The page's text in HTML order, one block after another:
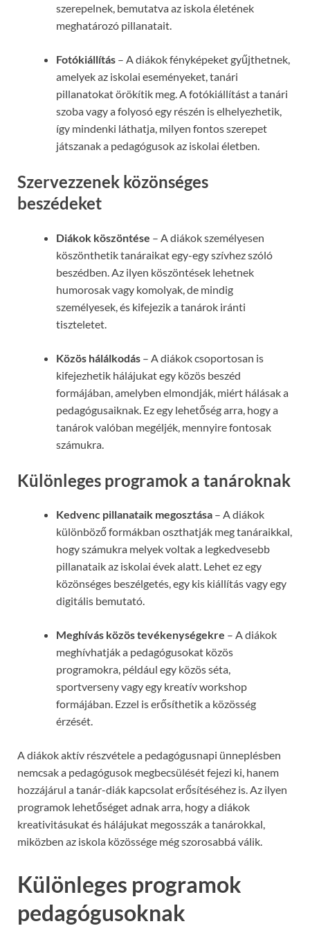
szerepelnek, bemutatva az iskola életének
meghatározó pillanatait.
Fotókiállítás – A diákok fényképeket gyűjthetnek,
amelyek az iskolai eseményeket, tanári
pillanatokat örökítik meg. A fotókiállítást a tanári
szoba vagy a folyosó egy részén is elhelyezhetik,
így mindenki láthatja, milyen fontos szerepet
játszanak a pedagógusok az iskolai életben.
Szervezzenek közönséges
beszédeket
Diákok köszöntése – A diákok személyesen
köszönthetik tanáraikat egy-egy szívhez szóló
beszédben. Az ilyen köszöntések lehetnek
humorosak vagy komolyak, de mindig
személyesek, és kifejezik a tanárok iránti
tiszteletet.
Közös hálálkodás – A diákok csoportosan is
kifejezhetik hálájukat egy közös beszéd
formájában, amelyben elmondják, miért hálásak a
pedagógusaiknak. Ez egy lehetőség arra, hogy a
tanárok valóban megéljék, mennyire fontosak
számukra.
Különleges programok a tanároknak
Kedvenc pillanataik megosztása – A diákok
különböző formákban oszthatják meg tanáraikkal,
hogy számukra melyek voltak a legkedvesebb
pillanataik az iskolai évek alatt. Lehet ez egy
közönséges beszélgetés, egy kis kiállítás vagy egy
digitális bemutató.
Meghívás közös tevékenységekre – A diákok
meghívhatják a pedagógusokat közös
programokra, például egy közös séta,
sportverseny vagy egy kreatív workshop
formájában. Ezzel is erősíthetik a közösség
érzését.
A diákok aktív részvétele a pedagógusnapi ünneplésben
nemcsak a pedagógusok megbecsülését fejezi ki, hanem
hozzájárul a tanár-diák kapcsolat erősítéséhez is. Az ilyen
programok lehetőséget adnak arra, hogy a diákok
kreativitásukat és hálájukat megosszák a tanárokkal,
miközben az iskola közössége még szorosabbá válik.
Különleges programok
pedagógusoknak